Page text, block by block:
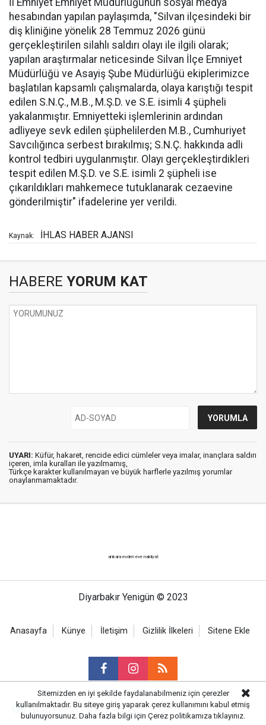
hesabından yapılan paylaşımda, "Silvan ilçesindeki bir
diş kliniğine yönelik 28 Temmuz 2026 günü
gerçekleştirilen silahlı saldırı olayı ile ilgili olarak;
yapılan araştırmalar neticesinde Silvan İlçe Emniyet
Müdürlüğü ve Asayiş Şube Müdürlüğü ekiplerimizce
başlatılan kapsamlı çalışmalarda, olaya karıştığı tespit
edilen S.N.Ç., M.B., M.Ş.D. ve S.E. isimli 4 şüpheli
yakalanmıştır. Emniyetteki işlemlerinin ardından
adliyeye sevk edilen şüphelilerden M.B., Cumhuriyet
Savcılığınca serbest bırakılmış; S.N.Ç. hakkında adli
kontrol tedbiri uygulanmıştır. Olayı gerçekleştirdikleri
tespit edilen M.Ş.D. ve S.E. isimli 2 şüpheli ise
çıkarıldıkları mahkemece tutuklanarak cezaevine
gönderilmiştir" ifadelerine yer verildi.
Kaynak: İHLAS HABER AJANSI
HABERE YORUM KAT
UYARI: Küfür, hakaret, rencide edici cümleler veya imalar, inançlara saldırı
içeren, imla kuralları ile yazılmamış,
Türkçe karakter kullanılmayan ve büyük harflerle yazılmış yorumlar
onaylanmamaktadır.
ankara evden eve nakliyat
Diyarbakır Yenigün © 2023
Anasayfa Künye İletişim Gizlilik İlkeleri Sitene Ekle
Haber Portalı Yazılımı
Sitemizden en iyi şekilde faydalanabilmeniz için çerezler
kullanılmaktadır. Bu siteye giriş yaparak çerez kullanımını kabul etmiş
bulunuyorsunuz. Daha fazla bilgi için Çerez politikamıza tıklayınız.